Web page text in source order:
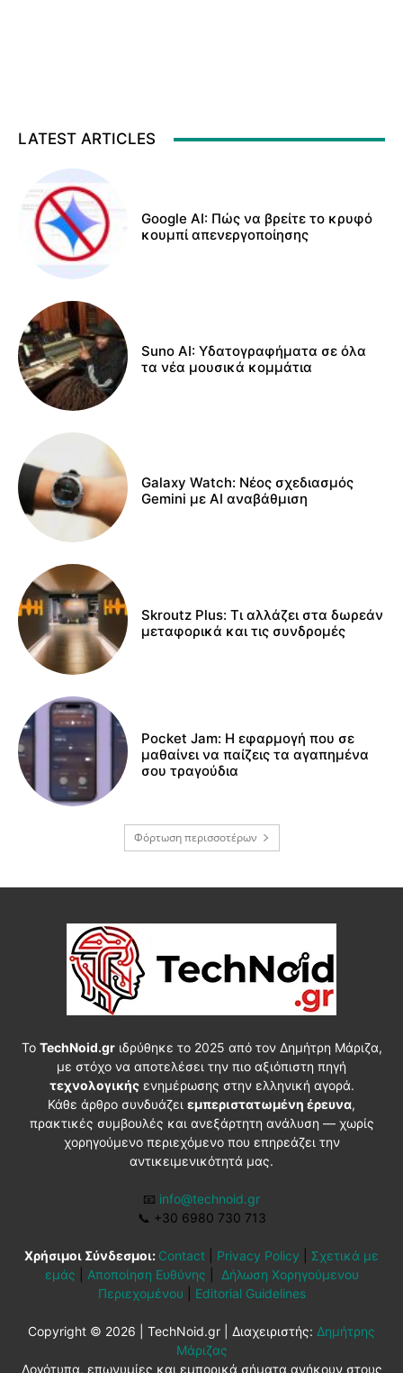
LATEST ARTICLES
Google AI: Πώς να βρείτε το κρυφό
κουμπί απενεργοποίησης
Suno AI: Υδατογραφήματα σε όλα
τα νέα μουσικά κομμάτια
Galaxy Watch: Νέος σχεδιασμός
Gemini με AI αναβάθμιση
Skroutz Plus: Τι αλλάζει στα δωρεάν
μεταφορικά και τις συνδρομές
Pocket Jam: Η εφαρμογή που σε
μαθαίνει να παίζεις τα αγαπημένα
σου τραγούδια
Φόρτωση περισσοτέρων
Το TechNoid.grιδρύθηκε το 2025 από τον Δημήτρη Μάριζα,
με στόχο να αποτελέσει την πιο αξιόπιστη πηγή
τεχνολογικήςενημέρωσης στην ελληνική αγορά.
Κάθε άρθρο συνδυάζει εμπεριστατωμένη έρευνα,
πρακτικές συμβουλές και ανεξάρτητη ανάλυση — χωρίς
χορηγούμενο περιεχόμενο που επηρεάζει την
αντικειμενικότητά μας.
📧 info@technoid.gr
📞 +30 6980 730 713
Χρήσιμοι Σύνδεσμοι: Contact Privacy Policy
Σχετικά με
εμάς
Αποποίηση Ευθύνης
Δήλωση Χορηγούμενου
Περιεχομένου
Editorial Guidelines
Copyright © 2026 | TechNoid.gr | Διαχειριστής: Δημήτρης
Μάριζας
Λογότυπα, επωνυμίες και εμπορικά σήματα ανήκουν στους